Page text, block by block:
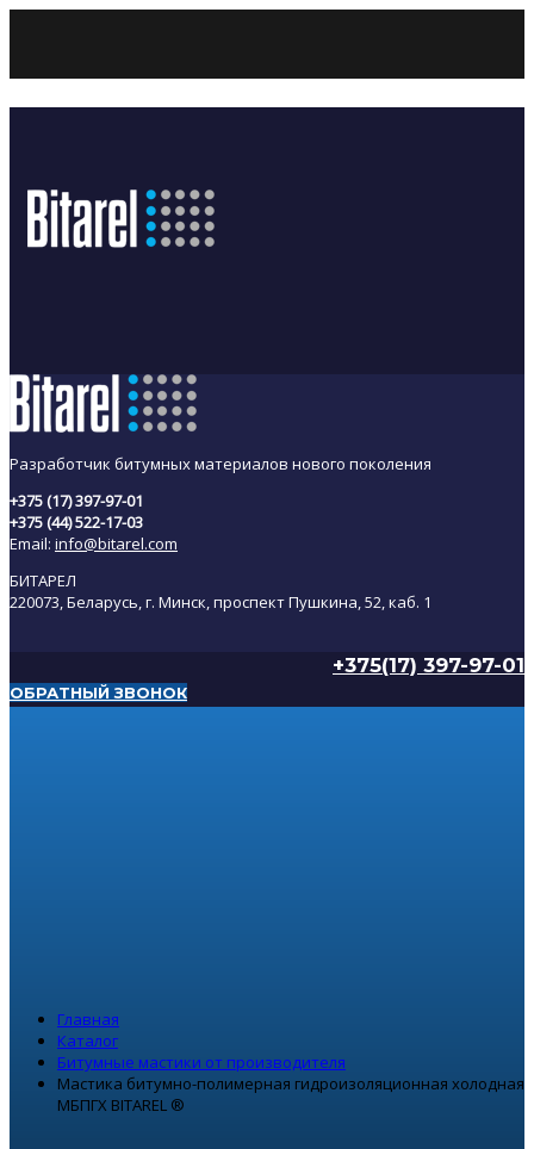
Разработчик битумных материалов нового поколения
+375 (17) 397-97-01
+375 (44) 522-17-03
Email: info@bitarel.com
БИТАРЕЛ
220073, Беларусь, г. Минск, проспект Пушкина, 52, каб. 1
+375(17) 397-97-01
ОБРАТНЫЙ ЗВОНОК
Главная
Каталог
Битумные мастики от производителя
Мастика битумно-полимерная гидроизоляционная холодная
МБПГХ BITAREL ®